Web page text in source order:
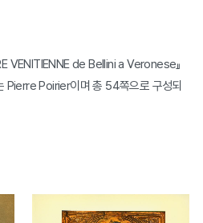
VENITIENNE de Bellini a Veronese』
Pierre Poirier이며 총 54쪽으로 구성되